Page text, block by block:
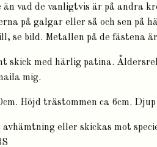
än vad de vanligtvis är på andra
på galgar eller så och sen på
se bild. Metallen på de fästena
skick med härlig patina.
mig.
Höjd trästommen ca 6cm.
avhämtning eller skickas mot